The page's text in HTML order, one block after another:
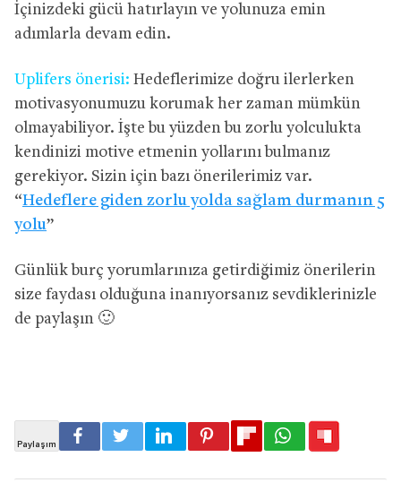
İçinizdeki gücü hatırlayın ve yolunuza emin
adımlarla devam edin.
Uplifers önerisi: Hedeflerimize doğru ilerlerken
motivasyonumuzu korumak her zaman mümkün
olmayabiliyor. İşte bu yüzden bu zorlu yolculukta
kendinizi motive etmenin yollarını bulmanız
gerekiyor. Sizin için bazı önerilerimiz var.
“Hedeflere giden zorlu yolda sağlam durmanın 5
yolu”
Günlük burç yorumlarınıza getirdiğimiz önerilerin
size faydası olduğuna inanıyorsanız sevdiklerinizle
de paylaşın 🙂